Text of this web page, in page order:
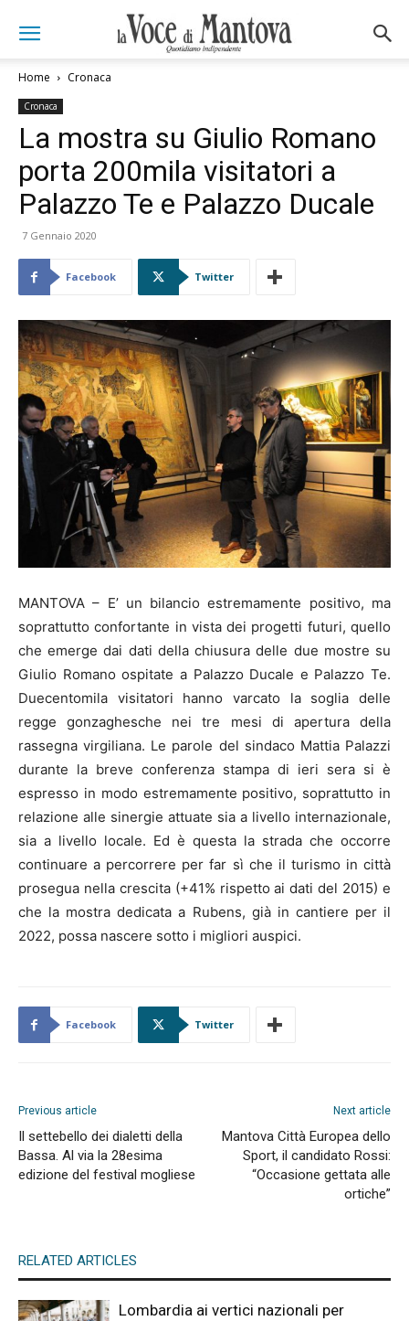
Home Cronaca
Cronaca
La mostra su Giulio Romano
porta 200mila visitatori a
Palazzo Te e Palazzo Ducale
7 Gennaio 2020
Facebook Twitter
MANTOVA – E’ un bilancio estremamente positivo, ma
soprattutto confortante in vista dei progetti futuri, quello
che emerge dai dati della chiusura delle due mostre su
Giulio Romano ospitate a Palazzo Ducale e Palazzo Te.
Duecentomila visitatori hanno varcato la soglia delle
regge gonzaghesche nei tre mesi di apertura della
rassegna virgiliana. Le parole del sindaco Mattia Palazzi
durante la breve conferenza stampa di ieri sera si è
espresso in modo estremamente positivo, soprattutto in
relazione alle sinergie attuate sia a livello internazionale,
sia a livello locale. Ed è questa la strada che occorre
continuare a percorrere per far sì che il turismo in città
prosegua nella crescita (+41% rispetto ai dati del 2015) e
che la mostra dedicata a Rubens, già in cantiere per il
2022, possa nascere sotto i migliori auspici.
Facebook Twitter
Previous article
Il settebello dei dialetti della
Bassa. Al via la 28esima
edizione del festival mogliese
Next article
Mantova Città Europea dello
Sport, il candidato Rossi:
“Occasione gettata alle
ortiche”
RELATED ARTICLES
Lombardia ai vertici nazionali per